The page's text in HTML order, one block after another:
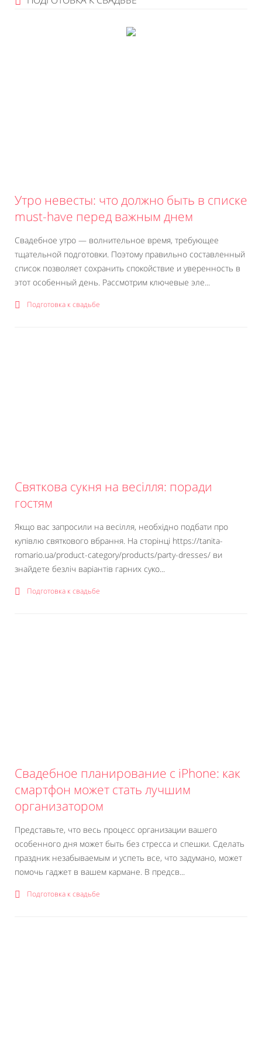
Утро невесты: что должно быть в списке
must-have перед важным днем
Свадебное утро — волнительное время, требующее
тщательной подготовки. Поэтому правильно составленный
список позволяет сохранить спокойствие и уверенность в
этот особенный день. Рассмотрим ключевые эле...
Подготовка к свадьбе
Святкова сукня на весілля: поради
гостям
Якщо вас запросили на весілля, необхідно подбати про
купівлю святкового вбрання. На сторінці https://tanita-
romario.ua/product-category/products/party-dresses/ ви
знайдете безліч варіантів гарних суко...
Подготовка к свадьбе
Свадебное планирование с iPhone: как
смартфон может стать лучшим
организатором
Представьте, что весь процесс организации вашего
особенного дня может быть без стресса и спешки. Сделать
праздник незабываемым и успеть все, что задумано, может
помочь гаджет в вашем кармане. В предсв...
Подготовка к свадьбе